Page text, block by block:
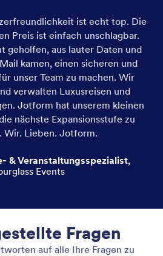
ist echt top. Die
Preis ist einfach unschlagbar.
geholfen, aus lauter Daten und
kamen, einen sicheren und
unser Team zu machen. Wir
verwalten Luxusreisen und
Jotform hat unserem kleinen
nächste Expansionsstufe zu
Wir. Lieben. Jotform.
& Veranstaltungsspezialist,
Events
Fragen
auf alle Ihre Fragen zu